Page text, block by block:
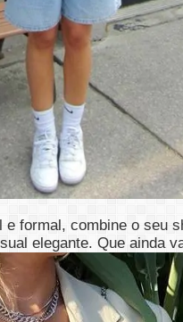
formal, combine o seu
elegante. Que ainda